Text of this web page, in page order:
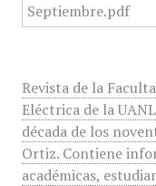
Revista de la
Eléctrica de la
década de los
Ortiz. Contiene
académicas,